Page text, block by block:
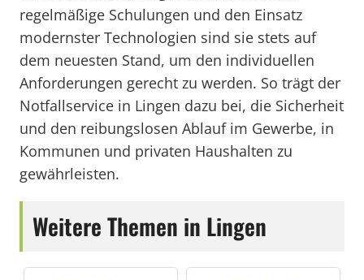
regelmäßige Schulungen und den Einsatz
modernster Technologien sind sie stets auf
dem neuesten Stand, um den individuellen
Anforderungen gerecht zu werden. So trägt der
Notfallservice in Lingen dazu bei, die Sicherheit
und den reibungslosen Ablauf im Gewerbe, in
Kommunen und privaten Haushalten zu
gewährleisten.
Weitere Themen in Lingen